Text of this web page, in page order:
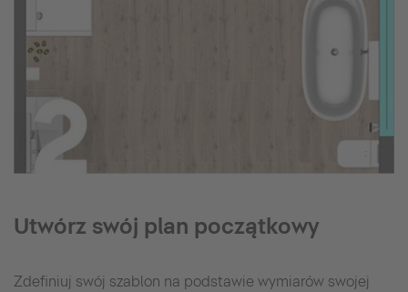
Utwórz swój plan początkowy
Zdefiniuj swój szablon na podstawie wymiarów swojej